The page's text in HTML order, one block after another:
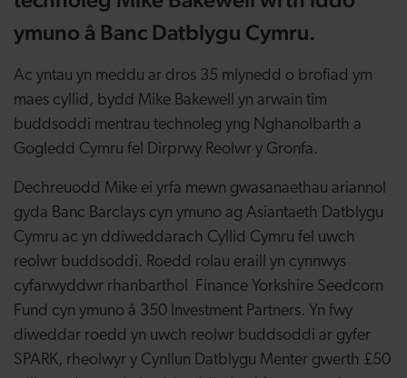
ymuno â Banc Datblygu Cymru.
Ac yntau yn meddu ar dros 35 mlynedd o brofiad ym
maes cyllid, bydd Mike Bakewell yn arwain tîm
buddsoddi mentrau technoleg yng Nghanolbarth a
Gogledd Cymru fel Dirprwy Reolwr y Gronfa.
Dechreuodd Mike ei yrfa mewn gwasanaethau ariannol
gyda Banc Barclays cyn ymuno ag Asiantaeth Datblygu
Cymru ac yn ddiweddarach Cyllid Cymru fel uwch
reolwr buddsoddi. Roedd rolau eraill yn cynnwys
cyfarwyddwr rhanbarthol Finance Yorkshire Seedcorn
Fund cyn ymuno â 350 Investment Partners. Yn fwy
diweddar roedd yn uwch reolwr buddsoddi ar gyfer
SPARK, rheolwyr y Cynllun Datblygu Menter gwerth £50